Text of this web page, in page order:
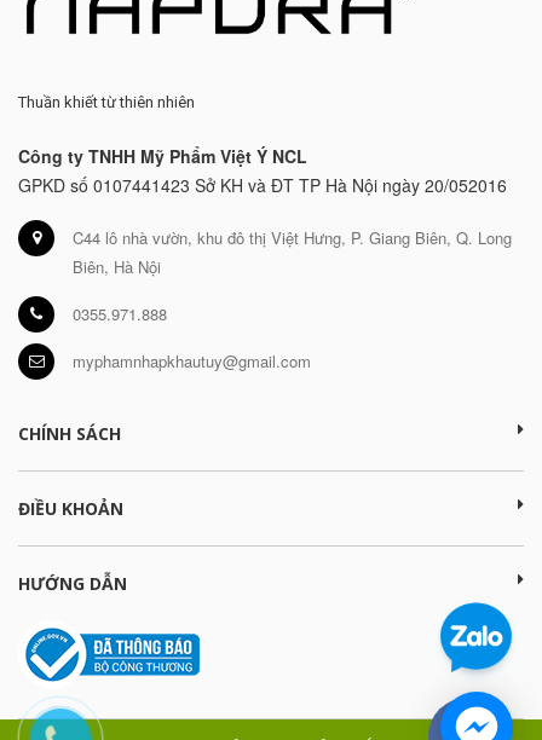
Thuần khiết từ thiên nhiên
Công ty TNHH Mỹ Phẩm Việt Ý NCL
GPKD số 0107441423 Sở KH và ĐT TP Hà Nội ngày 20/052016
C44 lô nhà vườn, khu đô thị Việt Hưng, P. Giang Biên, Q. Long
Biên, Hà Nội
0355.971.888
myphamnhapkhautuy@gmail.com
CHÍNH SÁCH
ĐIỀU KHOẢN
HƯỚNG DẪN